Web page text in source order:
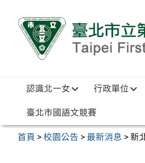
認識北一女 行政單位
臺北市國語文競賽
首頁 >校園公告 > 最新消息 >新